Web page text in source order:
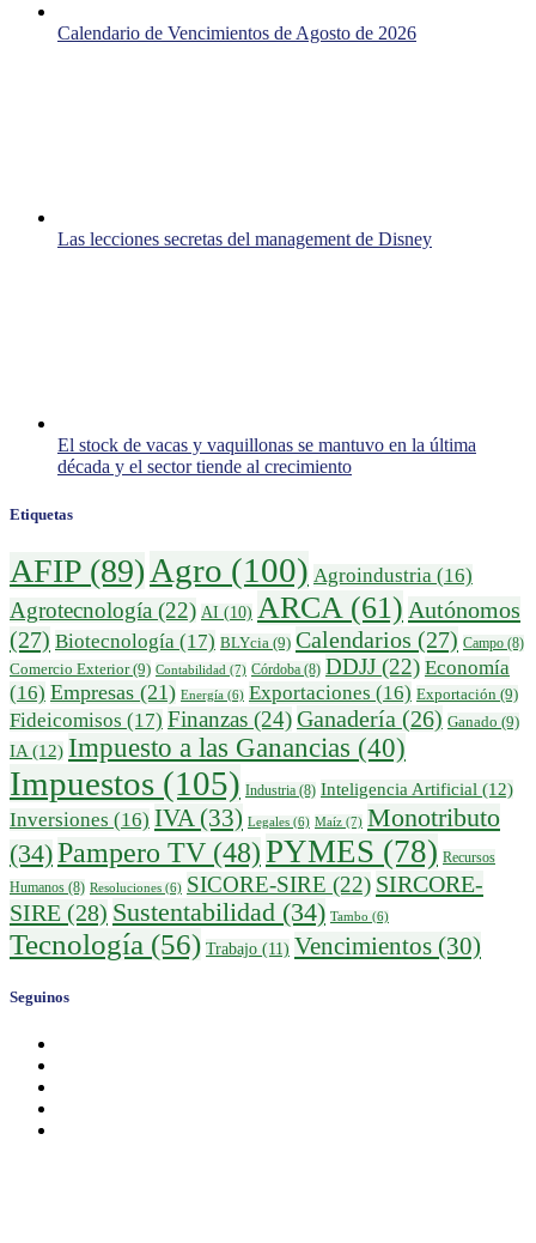
Calendario de Vencimientos de Agosto de 2026
Las lecciones secretas del management de Disney
El stock de vacas y vaquillonas se mantuvo en la última
década y el sector tiende al crecimiento
Etiquetas
AFIP (89) Agro (100) Agroindustria (16)
Agrotecnología (22) AI (10) ARCA (61) Autónomos
(27) Biotecnología (17) BLYcia (9) Calendarios (27) Campo (8)
Comercio Exterior(9) Contabilidad (7) Córdoba (8) DDJJ (22) Economía
(16) Empresas (21) Energía (6) Exportaciones (16) Exportación (9)
Fideicomisos (17) Finanzas (24)Ganadería (26) Ganado (9)
IA (12) Impuesto a las Ganancias (40)
Impuestos (105) Industria (8) Inteligencia Artificial (12)
Inversiones (16) IVA (33) Legales (6) Maíz (7) Monotributo
(34)Pampero TV (48)PYMES (78) Recursos
Humanos (8) Resoluciones (6) SICORE-SIRE (22) SIRCORE-
SIRE (28) Sustentabilidad (34) Tambo (6)
Tecnología (56) Trabajo (11) Vencimientos (30)
Seguinos